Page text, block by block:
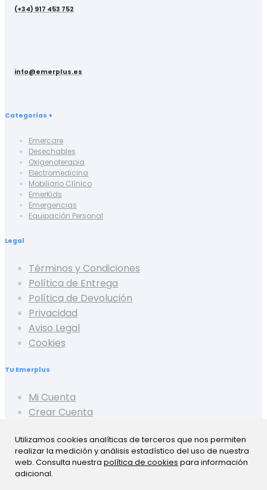
Utilizamos cookies analíticas de terceros que nos permiten
realizar la medición y análisis estadístico del uso de nuestra
web. Consulta nuestra política de cookies para información
adicional.
(+34) 917 453 752
info@emerplus.es
Categorías +
Emercare
Desechables
Oxigenoterapia
Electromedicina
Mobiliario Clínico
EmerKids
Emergencias
Equipación Personal
Legal
Términos y Condiciones
Política de Entrega
Política de Devolución
Privacidad
Aviso Legal
Cookies
Tu Emerplus
Mi Cuenta
Crear Cuenta
Mis Pedidos
Mis Favoritos
Mis Presupuestos